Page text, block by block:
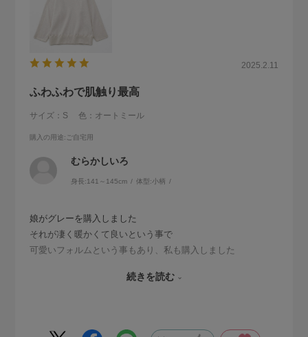
2025.2.11
ふわふわで肌触り最高
サイズ：S 色：オートミール
購入の用途:ご自宅用
むらかしいろ
身長:141～145cm 体型:小柄
娘がグレーを購入しました
それが凄く暖かくて良いという事で
可愛いフォルムという事もあり、私も購入しました
続きを読む